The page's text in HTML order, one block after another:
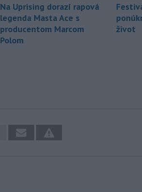
Na Uprising dorazí rapová
legenda Masta Ace s
producentom Marcom
Polom
život